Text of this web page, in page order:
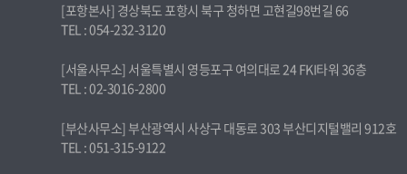
[포항본사] 경상북도 포항시 북구 청하면 고현길98번길 66
TEL : 054-232-3120
[서울사무소] 서울특별시 영등포구 여의대로 24 FKI타워 36층
TEL : 02-3016-2800
[부산사무소] 부산광역시 사상구 대동로 303 부산디지털밸리 912호
TEL : 051-315-9122